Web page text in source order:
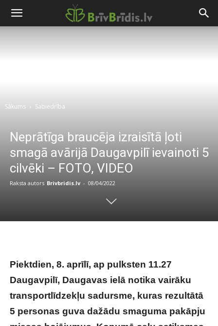
Sākums Sabiedrība
Neprātīga braucēja izraisītā ļoti
smagā avārijā Daugavpilī ievainoti 5
cilvēki – FOTO, VIDEO
Raksta autors Brivbridis.lv - 08/04/2022
Piektdien, 8. aprīlī, ap pulksten 11.27
Daugavpilī, Daugavas ielā notika vairāku
transportlīdzekļu sadursme, kuras rezultātā
5 personas guva dažādu smaguma pakāpju